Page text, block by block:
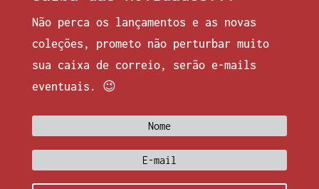
Não perca os lançamentos e as novas
coleções, prometo não perturbar muito
sua caixa de correio, serão e-mails
eventuais. 😉